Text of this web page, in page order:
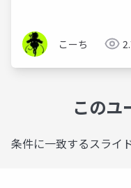
こーち
このユ
条件に一致するスライ